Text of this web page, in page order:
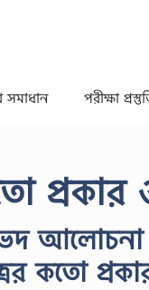
সমাধান পরীক্ষা
প্রকার
কতো